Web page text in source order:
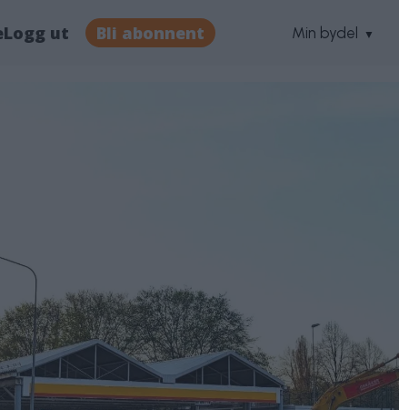
Logg ut Bli abonnent Min bydel